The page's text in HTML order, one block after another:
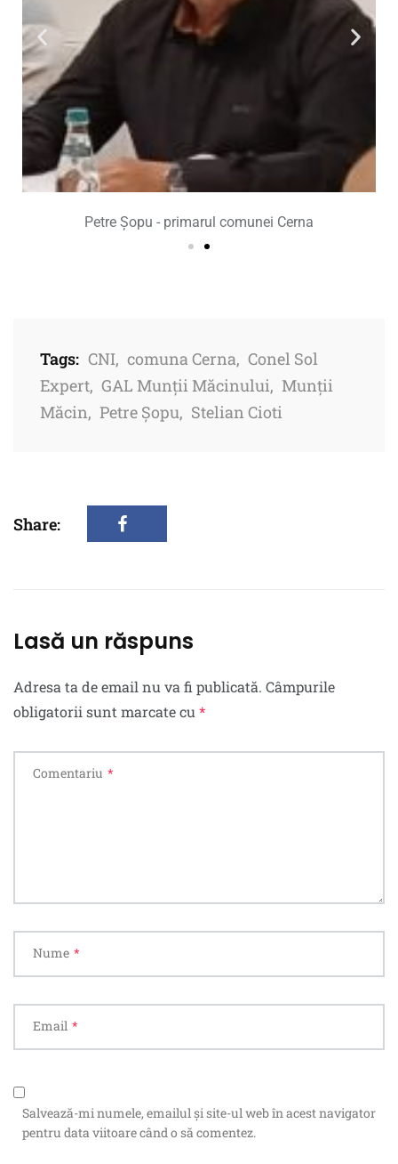
Petre Șopu - primarul comunei Cerna
Tags: CNI, comuna Cerna, Conel Sol
Expert, GAL Munții Măcinului, Munții
Măcin, Petre Șopu, Stelian Cioti
Share:
Lasă un răspuns
Adresa ta de email nu va fi publicată. Câmpurile
obligatorii sunt marcate cu*
Comentariu *
Nume *
Email *
Salvează-mi numele, emailul și site-ul web în acest navigator
pentru data viitoare când o să comentez.